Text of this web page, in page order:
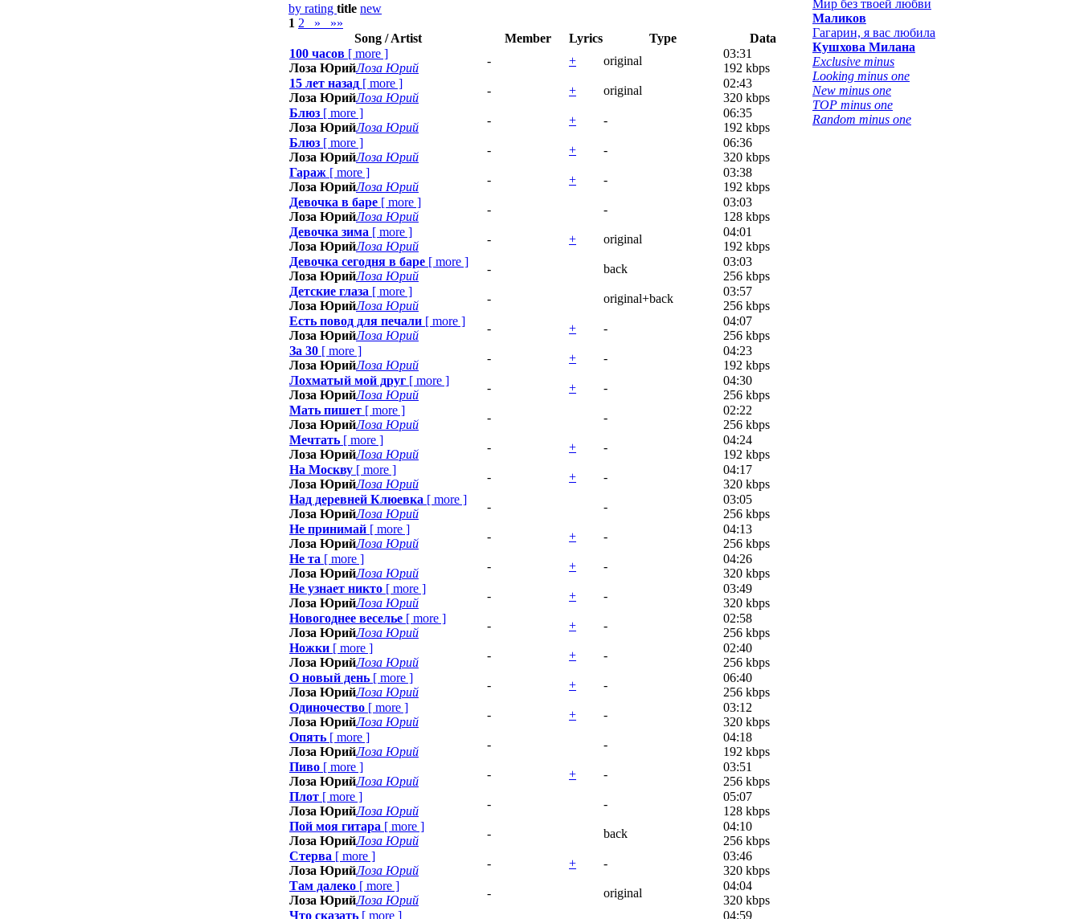
by rating title new
1 2 »
»»
Song / Artist
Member Lyrics Type
Data
100 часов [ more ]
Лоза ЮрийЛоза Юрий
- + original
03:31
192 kbps
15 лет назад [ more ]
Лоза ЮрийЛоза Юрий
- + original
02:43
320 kbps
Блюз [ more ]
Лоза ЮрийЛоза Юрий
- + -
06:35
192 kbps
Блюз [ more ]
Лоза ЮрийЛоза Юрий
- + -
06:36
320 kbps
Гараж [ more ]
Лоза ЮрийЛоза Юрий
- + -
03:38
192 kbps
Девочка в баре [ more ]
Лоза ЮрийЛоза Юрий
- -
03:03
128 kbps
Девочка зима [ more ]
Лоза ЮрийЛоза Юрий
- + original
04:01
192 kbps
Девочка сегодня в баре [ more ]
Лоза ЮрийЛоза Юрий
- back
03:03
256 kbps
Детские глаза [ more ]
Лоза ЮрийЛоза Юрий
- original+back
03:57
256 kbps
Есть повод для печали [ more ]
Лоза ЮрийЛоза Юрий
- + -
04:07
256 kbps
За 30 [ more ]
Лоза ЮрийЛоза Юрий
- + -
04:23
192 kbps
Лохматый мой друг [ more ]
Лоза ЮрийЛоза Юрий
- + -
04:30
256 kbps
Мать пишет [ more ]
Лоза ЮрийЛоза Юрий
- -
02:22
256 kbps
Мечтать [ more ]
Лоза ЮрийЛоза Юрий
- + -
04:24
192 kbps
На Москву [ more ]
Лоза ЮрийЛоза Юрий
- + -
04:17
320 kbps
Над деревней Клюевка [ more ]
Лоза ЮрийЛоза Юрий
- -
03:05
256 kbps
Не принимай [ more ]
Лоза ЮрийЛоза Юрий
- + -
04:13
256 kbps
Не та [ more ]
Лоза ЮрийЛоза Юрий
- + -
04:26
320 kbps
Не узнает никто [ more ]
Лоза ЮрийЛоза Юрий
- + -
03:49
320 kbps
Новогоднее веселье [ more ]
Лоза ЮрийЛоза Юрий
- + -
02:58
256 kbps
Ножки [ more ]
Лоза ЮрийЛоза Юрий
- + -
02:40
256 kbps
О новый день [ more ]
Лоза ЮрийЛоза Юрий
- + -
06:40
256 kbps
Одиночество [ more ]
Лоза ЮрийЛоза Юрий
- + -
03:12
320 kbps
Опять [ more ]
Лоза ЮрийЛоза Юрий
- -
04:18
192 kbps
Пиво [ more ]
Лоза ЮрийЛоза Юрий
- + -
03:51
256 kbps
Плот [ more ]
Лоза ЮрийЛоза Юрий
- -
05:07
128 kbps
Пой моя гитара [ more ]
Лоза ЮрийЛоза Юрий
- back
04:10
256 kbps
Стерва [ more ]
Лоза ЮрийЛоза Юрий
- + -
03:46
320 kbps
Там далеко [ more ]
Лоза ЮрийЛоза Юрий
- original
04:04
320 kbps
Что сказать [ more ] 04:59
Мир без твоей любви
Маликов
Гагарин, я вас любила
Кушхова Милана
Exclusive minus
Looking minus one
New minus one
TOP minus one
Random minus one